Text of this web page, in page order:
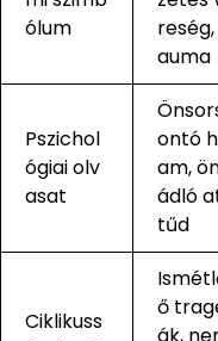
ólum
auma
Pszichol
ógiai olv
asat
ontó
am,
ádló
tűd
Ciklikuss
ő
ák,